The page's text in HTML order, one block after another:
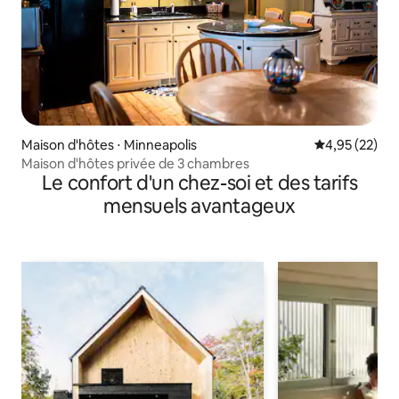
Maison d'hôtes ⋅ Minneapolis Évaluation
4,95 (22)
Maison d'hôtes privée de 3 chambres
Le confort d'un chez-soi et des tarifs
mensuels avantageux